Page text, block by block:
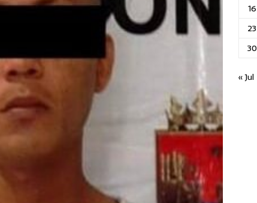
16
23
30
« Jul